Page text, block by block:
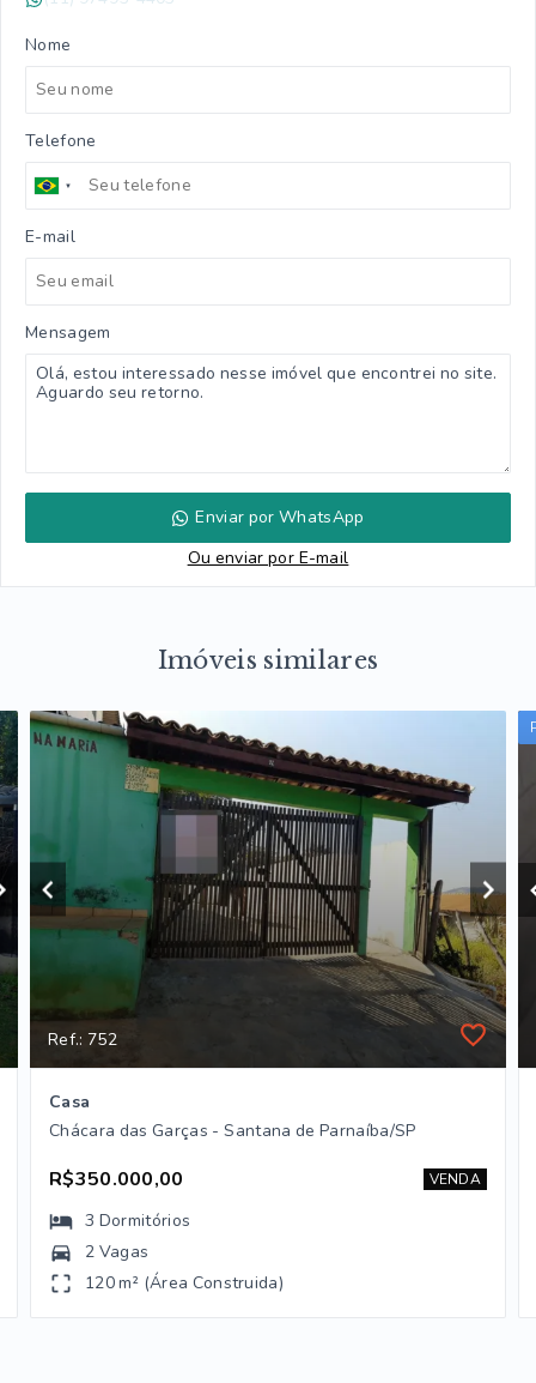
Nome
Telefone
E-mail
Mensagem
Enviar por WhatsApp
Ou enviar por E-mail
Imóveis similares
Ref.: 752
Casa
Chácara das Garças - Santana de Parnaíba/SP
R$350.000,00 VENDA
3 Dormitórios
2 Vagas
120 m² (Área Construida)